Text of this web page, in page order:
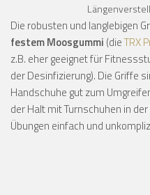
Die robusten und langlebigen
festem Moosgummi (dieTRX
z.B. eher geeignet für
der Desinfizierung). Die Griffe
Handschuhe gut zum
der Halt mit Turnschuhen in
Übungen einfach und